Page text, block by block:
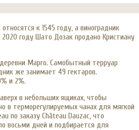
к 1545 году, а виноградник
году Шато Дозак продано Кристиану
Марго. Самобытный терруар
же занимает 49 гектаров.
и 2%.
в небольших ящиках, чтобы
в терморегулируемых чанах для мягкой
по заказу Château Dauzac, что
восьми дней и подбирается для